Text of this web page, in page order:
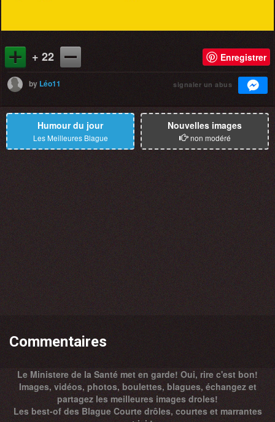
+ 22 Enregistrer
by Léo11 signaler un abus
Humour du jour
Les Meilleures Blague
Nouvelles images
non modéré
Commentaires
Le Ministere de la Santé met en garde! Oui, rire c'est bon!
Images, vidéos, photos, boulettes, blagues, échangez et
partagez les meilleures images droles!
Les best-of des Blague Courte drôles, courtes et marrantes